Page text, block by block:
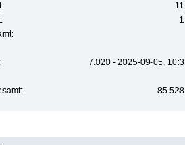
7.020 - 2025-09-05,